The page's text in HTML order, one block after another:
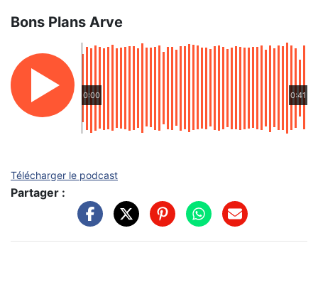
Bons Plans Arve
0:00 0:41
Télécharger le podcast
Partager :